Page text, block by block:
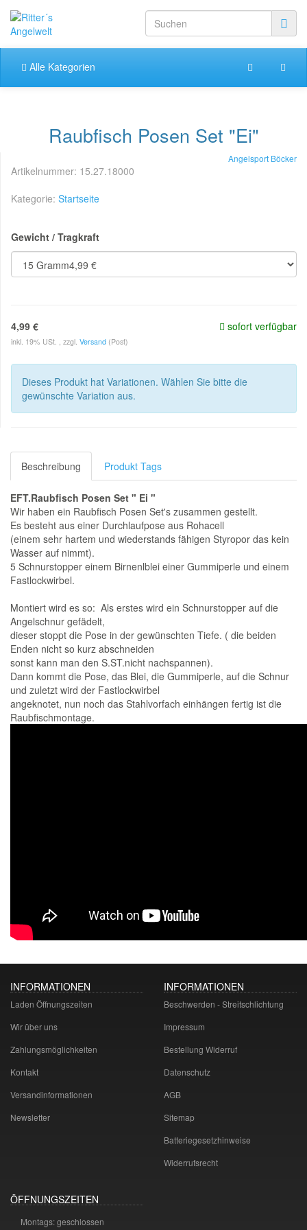
Alle Kategorien
Raubfisch Posen Set "Ei"
Angelsport Böcker
Artikelnummer: 15.27.18000
Kategorie: Startseite
Gewicht / Tragkraft
4,99 €
inkl. 19% USt. , zzgl. Versand (Post)
sofort verfügbar
Dieses Produkt hat Variationen. Wählen Sie bitte die
gewünschte Variation aus.
Beschreibung Produkt Tags
EFT.Raubfisch Posen Set " Ei "
Wir haben ein Raubfisch Posen Set's zusammen gestellt.
Es besteht aus einer Durchlaufpose aus Rohacell
(einem sehr hartem und wiederstands fähigen Styropor das kein
Wasser auf nimmt).
5 Schnurstopper einem Birnenlblei einer Gummiperle und einem
Fastlockwirbel.
Montiert wird es so: Als erstes wird ein Schnurstopper auf die
Angelschnur gefädelt,
dieser stoppt die Pose in der gewünschten Tiefe. ( die beiden
Enden nicht so kurz abschneiden
sonst kann man den S.ST.nicht nachspannen).
Dann kommt die Pose, das Blei, die Gummiperle, auf die Schnur
und zuletzt wird der Fastlockwirbel
angeknotet, nun noch das Stahlvorfach einhängen fertig ist die
Raubfischmontage.
INFORMATIONEN
Laden Öffnungszeiten
Wir über uns
Zahlungsmöglichkeiten
Kontakt
Versandinformationen
Newsletter
INFORMATIONEN
Beschwerden - Streitschlichtung
Impressum
Bestellung Widerruf
Datenschutz
AGB
Sitemap
Batteriegesetzhinweise
Widerrufsrecht
ÖFFNUNGSZEITEN
Montags: geschlossen